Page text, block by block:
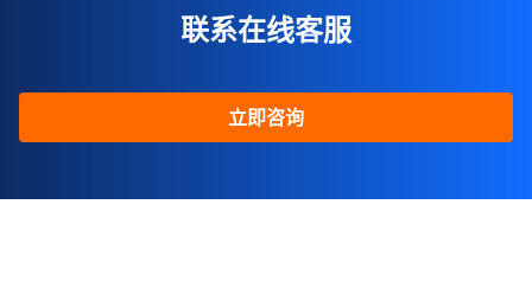
联系在线客服
立即咨询